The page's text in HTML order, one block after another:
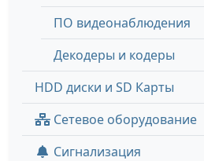
ПО видеонаблюдения
Декодеры и кодеры
HDD диски и SD Карты
Сетевое оборудование
Сигнализация